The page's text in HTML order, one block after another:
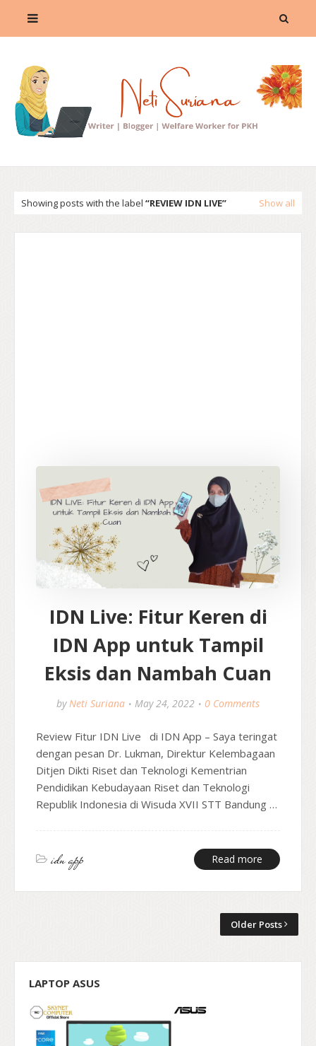
Showing posts with the label REVIEW IDN LIVE Show all
IDN Live: Fitur Keren di
IDN App untuk Tampil
Eksis dan Nambah Cuan
by Neti Suriana May 24, 2022 0 Comments
Review Fitur IDN Live di IDN App – Saya teringat
dengan pesan Dr. Lukman, Direktur Kelembagaan
Ditjen Dikti Riset dan Teknologi Kementrian
Pendidikan Kebudayaan Riset dan Teknologi
Republik Indonesia di Wisuda XVII STT Bandung …
idn app Read more
Older Posts
LAPTOP ASUS